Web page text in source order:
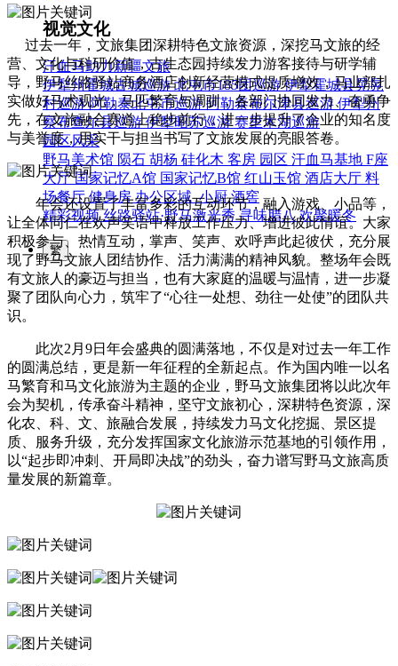
视觉文化
汗血马助力新疆文旅
伊犁州霍城古城巡游 北屯市185团巡游 伊犁霍城县晃晃
村巡游 阿勒泰北屯市巡游 阿勒泰布尔津县巡游 伊犁州
察布查尔县巡游 伊犁昭苏巡游 赛里木湖巡游
园区风采
野马美术馆 陨石 胡杨 硅化木 客房 园区 汗血马基地 F座
大厅 国家记忆A馆 国家记忆B馆 红山玉馆 酒店大厅 料
场餐厅 健身房 办公区域 小厨 酒窖
精彩视频 丝路驿站·野马激光秀 寻味腊八 欢聚暖冬
繁
过去一年，文旅集团深耕特色文旅资源，深挖马文旅的经
营、文化与科研价值，古生态园持续发力游客接待与研学辅
导，野马丝路驿站商务酒店创新经营模式提质增效，马业部扎
实做好马术观光，马匹繁育与调驯，各部门协同发力、奋勇争
先，在文旅融合赛道上稳步前行，进一步提升了企业的知名度
与美誉度，用实干与担当书写了文旅发展的亮眼答卷。
年会还设置了丰富多彩的互动环节，融入游戏、小品等，
让全体同仁在欢声笑语中释放工作压力、增进彼此情谊。大家
积极参与、热情互动，掌声、笑声、欢呼声此起彼伏，充分展
现了野马文旅人团结协作、活力满满的精神风貌。整场年会既
有文旅人的豪迈与担当，也有大家庭的温暖与温情，进一步凝
聚了团队向心力，筑牢了“心往一处想、劲往一处使”的团队共
识。
此次2月9日年会盛典的圆满落地，不仅是对过去一年工作
的圆满总结，更是新一年征程的全新起点。作为国内唯一以名
马繁育和马文化旅游为主题的企业，野马文旅集团将以此次年
会为契机，传承奋斗精神，坚守文旅初心，深耕特色资源，深
化农、科、文、旅融合发展，持续发力马文化挖掘、景区提
质、服务升级，充分发挥国家文化旅游示范基地的引领作用，
以“起步即冲刺、开局即决战”的劲头，奋力谱写野马文旅高质
量发展的新篇章。